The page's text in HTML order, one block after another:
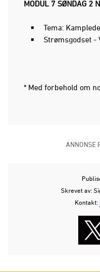
MODUL 7 SØNDAG 2
Tema:
Strømsgodset -
* Med forbehold om
ANNONSE
Skrevet av:
Kontakt: